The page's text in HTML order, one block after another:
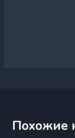
Похожие